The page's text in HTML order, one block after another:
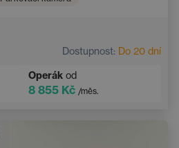
Dostupnost: Do 20 dní
Operák od
8 855 Kč /měs.